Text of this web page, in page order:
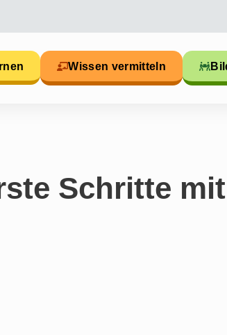
Wissen vermitteln
Schritte